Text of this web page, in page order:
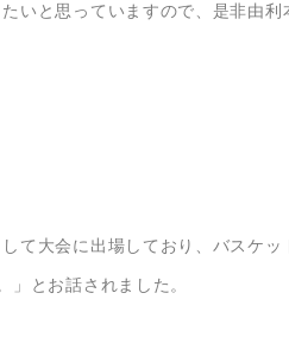
いと思っていますので、是非由
て大会に出場しており、バスケ
とお話されました。